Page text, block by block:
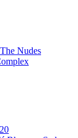
Nudes